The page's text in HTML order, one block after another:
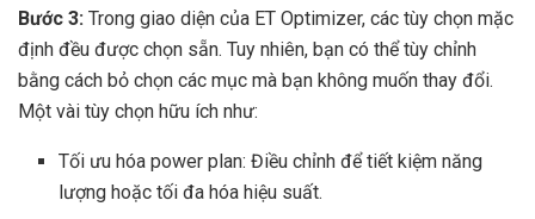
Bước 3: Trong giao diện của ET Optimizer, các tùy chọn mặc
định đều được chọn sẵn. Tuy nhiên, bạn có thể tùy chỉnh
bằng cách bỏ chọn các mục mà bạn không muốn thay đổi.
Một vài tùy chọn hữu ích như:
Tối ưu hóa power plan: Điều chỉnh để tiết kiệm năng
lượng hoặc tối đa hóa hiệu suất.